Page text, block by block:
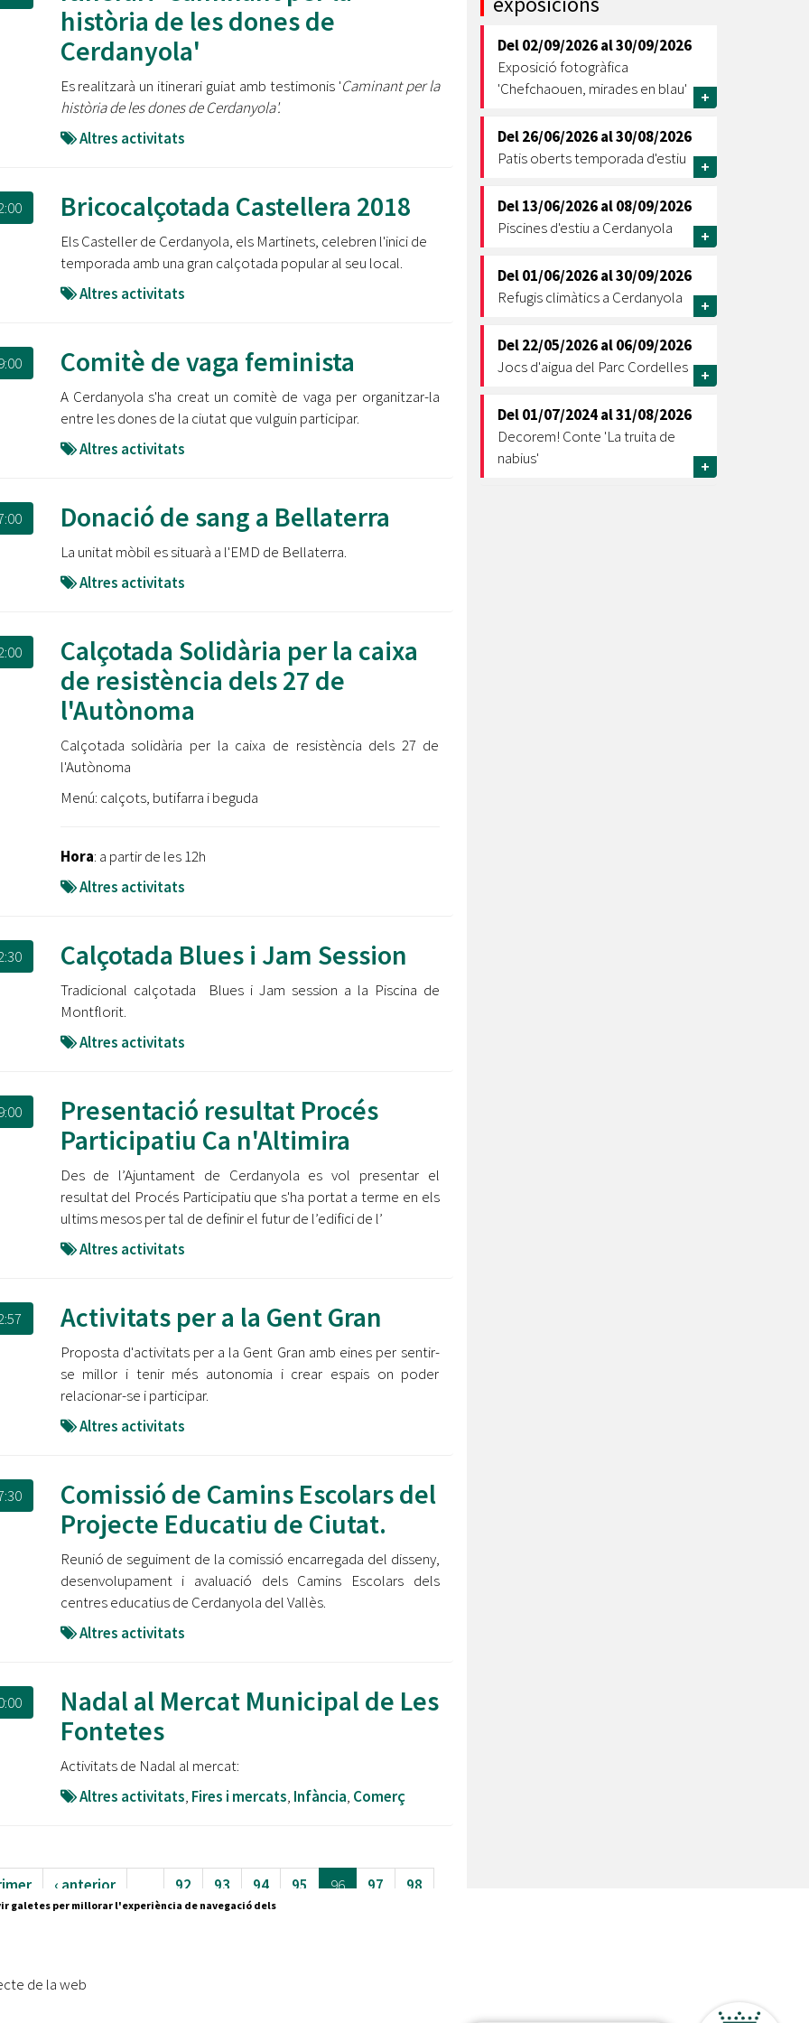
Ètica i Integritat
Retiment de Comptes
Dades Obertes
Catàleg de Serveis i Tràmits
Oberta la convocatòria d'Ajuts per a l'autoocupació
jove 2026
Cerdanyola opta a més de 5 milions d'euros del Pla de
Barris per transformar les Fontetes, Quatre Cantons i
l'entorn de l'avinguda Catalunya
El FIT presenta el cartell de la seva 16a edició i dona el
L’Ajuntament reparteix ulleres gratuïtes per veure
l'eclipsi solar
Equipaments
Mercats Municipals
Webs Municipals
història de les dones de
Cerdanyola'
Es realitzarà un itinerari guiat amb testimonis 'Caminant per la
història de les dones de Cerdanyola'.
Altres activitats
Bricocalçotada Castellera 2018
Els Casteller de Cerdanyola, els Martinets, celebren l'inici de
temporada amb una gran calçotada popular al seu local.
Altres activitats
Comitè de vaga feminista
A Cerdanyola s'ha creat un comitè de vaga per organitzar-la
entre les dones de la ciutat que vulguin participar.
Altres activitats
Donació de sang a Bellaterra
La unitat mòbil es situarà a l'EMD de Bellaterra.
Altres activitats
Calçotada Solidària per la caixa
de resistència dels 27 de
l'Autònoma
Calçotada solidària per la caixa de resistència dels 27 de
l'Autònoma
Menú: calçots, butifarra i beguda
Hora: a partir de les 12h
Altres activitats
Calçotada Blues i Jam Session
Tradicional calçotada Blues i Jam session a la Piscina de
Montflorit.
Altres activitats
Presentació resultat Procés
Participatiu Ca n'Altimira
Des de l’Ajuntament de Cerdanyola es vol presentar el
resultat del Procés Participatiu que s'ha portat a terme en els
ultims mesos per tal de definir el futur de l’edifici de l’
Altres activitats
Activitats per a la Gent Gran
Proposta d'activitats per a la Gent Gran amb eines per sentir-
se millor i tenir més autonomia i crear espais on poder
relacionar-se i participar.
Altres activitats
Comissió de Camins Escolars del
Projecte Educatiu de Ciutat.
Reunió de seguiment de la comissió encarregada del disseny,
desenvolupament i avaluació dels Camins Escolars dels
centres educatius de Cerdanyola del Vallès.
Altres activitats
Nadal al Mercat Municipal de Les
Fontetes
Activitats de Nadal al mercat:
Altres activitats, Fires i mercats, Infància, Comerç
‹ anterior 92 93 94 95 96 97
98
Del02/09/2026al30/09/2026
Exposició fotogràfica
'Chefchaouen, mirades en blau'
+
Del26/06/2026al30/08/2026
Patis oberts temporada d'estiu
+
Del13/06/2026al08/09/2026
Piscines d'estiu a Cerdanyola
+
Del01/06/2026al30/09/2026
Refugis climàtics a Cerdanyola
+
Del22/05/2026al06/09/2026
Jocs d'aigua del Parc Cordelles
+
Del01/07/2024al31/08/2026
Decorem! Conte 'La truita de
nabius'
+
galetes per millorar l'experiència de navegació dels
de la web